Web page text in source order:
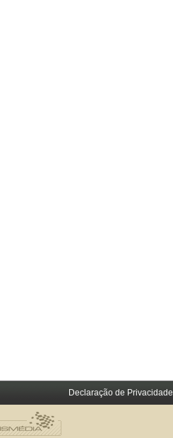
Declaração de Privacidade